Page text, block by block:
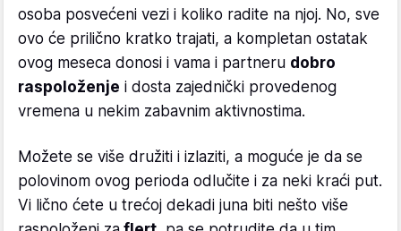
osoba posvećeni vezi i koliko radite na njoj. No, sve
ovo će prilično kratko trajati, a kompletan ostatak
ovog meseca donosi i vama i partneru dobro
raspoloženje i dosta zajednički provedenog
vremena u nekim zabavnim aktivnostima.
Možete se više družiti i izlaziti, a moguće je da se
polovinom ovog perioda odlučite i za neki kraći put.
Vi lično ćete u trećoj dekadi juna biti nešto više